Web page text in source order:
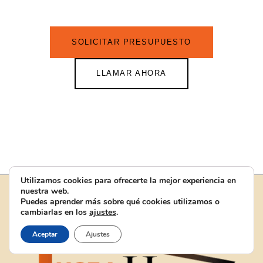
SOLICITAR PRESUPUESTO
LLAMAR AHORA
Utilizamos cookies para ofrecerte la mejor experiencia en
nuestra web.
Puedes aprender más sobre qué cookies utilizamos o
cambiarlas en los ajustes.
Aceptar Ajustes